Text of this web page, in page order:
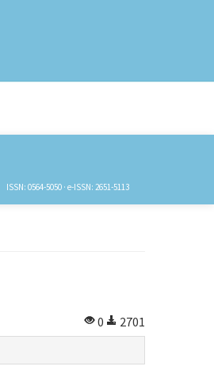
ISSN: 0564-5050 · e-ISSN: 2651-5113
0
2701